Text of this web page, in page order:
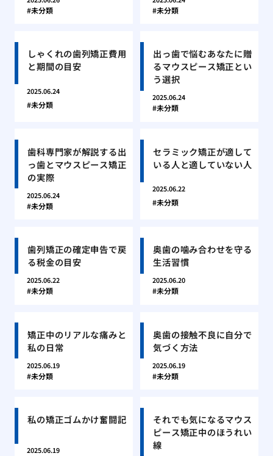
未分類 未分類
しゃくれの歯列矯正費用
と期間の目安
2025.06.24
未分類
出っ歯で悩むあなたに贈
るマウスピース矯正とい
う選択
2025.06.24
未分類
歯科専門家が解説する出
っ歯とマウスピース矯正
の実際
2025.06.24
未分類
セラミック矯正が適して
いる人と適していない人
2025.06.22
未分類
歯列矯正の確定申告で戻
る税金の目安
2025.06.22
未分類
奥歯の噛み合わせを守る
生活習慣
2025.06.20
未分類
矯正中のリアルな痛みと
私の日常
2025.06.19
未分類
奥歯の接触不良に自分で
気づく方法
2025.06.19
未分類
私の矯正ゴムかけ奮闘記
2025.06.19
それでも気になるマウス
ピース矯正中のほうれい
線